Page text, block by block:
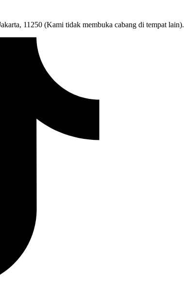
11250 (Kami tidak membuka cabang di tempat lain).